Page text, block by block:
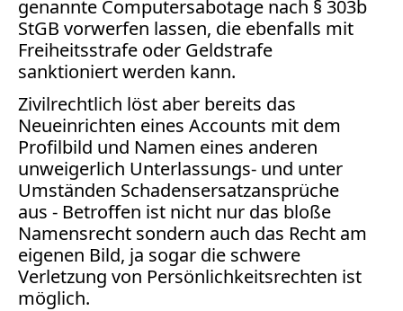
genannte Computersabotage nach § 303b
StGB vorwerfen lassen, die ebenfalls mit
Freiheitsstrafe oder Geldstrafe
sanktioniert werden kann.
Zivilrechtlich löst aber bereits das
Neueinrichten eines Accounts mit dem
Profilbild und Namen eines anderen
unweigerlich Unterlassungs- und unter
Umständen Schadensersatzansprüche
aus - Betroffen ist nicht nur das bloße
Namensrecht sondern auch das Recht am
eigenen Bild, ja sogar die schwere
Verletzung von Persönlichkeitsrechten ist
möglich.
Print
Radio
Sportwetten
TV
Tagesspiegel
Urheberrecht
Verbraucherrecht
Volle
Kanne
WDR
Werbung
Wettbewerbsrecht